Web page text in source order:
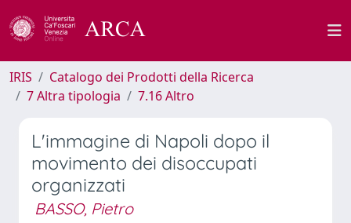
IRIS
Catalogo dei Prodotti della Ricerca
7 Altra tipologia
7.16 Altro
L'immagine di Napoli dopo il
movimento dei disoccupati
organizzati
BASSO, Pietro